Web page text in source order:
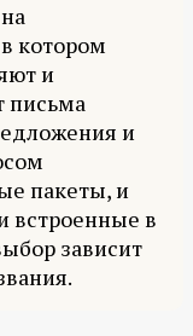
котором
и
письма
и
пакеты, и
встроенные в
зависит